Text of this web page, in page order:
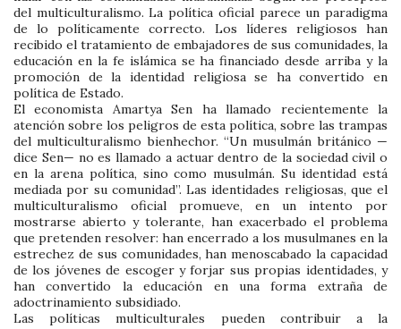
del multiculturalismo. La política oficial parece un paradigma
de lo políticamente correcto. Los líderes religiosos han
recibido el tratamiento de embajadores de sus comunidades, la
educación en la fe islámica se ha financiado desde arriba y la
promoción de la identidad religiosa se ha convertido en
política de Estado.
El economista Amartya Sen ha llamado recientemente la
atención sobre los peligros de esta política, sobre las trampas
del multiculturalismo bienhechor. “Un musulmán británico —
dice Sen— no es llamado a actuar dentro de la sociedad civil o
en la arena política, sino como musulmán. Su identidad está
mediada por su comunidad”. Las identidades religiosas, que el
multiculturalismo oficial promueve, en un intento por
mostrarse abierto y tolerante, han exacerbado el problema
que pretenden resolver: han encerrado a los musulmanes en la
estrechez de sus comunidades, han menoscabado la capacidad
de los jóvenes de escoger y forjar sus propias identidades, y
han convertido la educación en una forma extraña de
adoctrinamiento subsidiado.
Las políticas multiculturales pueden contribuir a la